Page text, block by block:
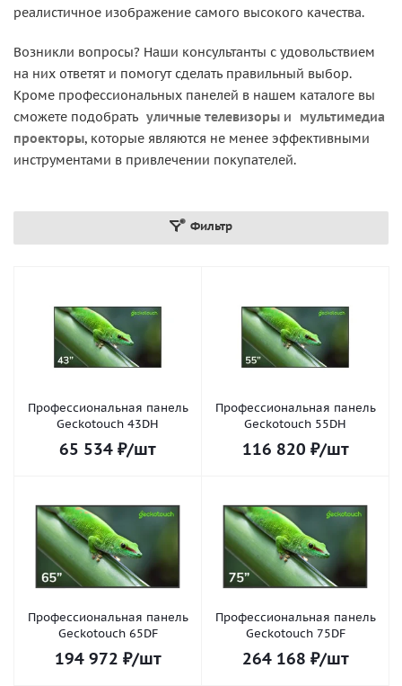
реалистичное изображение самого высокого качества.
Возникли вопросы? Наши консультанты с удовольствием
на них ответят и помогут сделать правильный выбор.
Кроме профессиональных панелей в нашем каталоге вы
сможете подобрать уличные телевизоры и
мультимедиа
проекторы, которые являются не менее эффективными
инструментами в привлечении покупателей.
Фильтр
Профессиональная панель
Geckotouch 43DH
65 534 ₽/шт
Профессиональная панель
Geckotouch 55DH
116 820 ₽/шт
Профессиональная панель
Geckotouch 65DF
194 972 ₽/шт
Профессиональная панель
Geckotouch 75DF
264 168 ₽/шт